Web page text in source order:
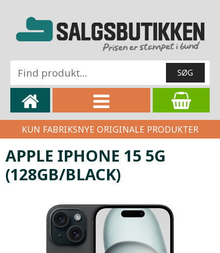
KUN FABRIKSNYE ORIGINALE PRODUKTER
APPLE IPHONE 15 5G
(128GB/BLACK)